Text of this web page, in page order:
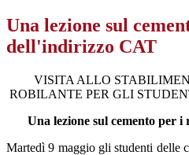
Una lezione sul
dell'indirizzo CAT
VISITA ALLO
ROBILANTE PER GLI
Una lezione sul cemento per
Martedì 9 maggio gli studenti delle